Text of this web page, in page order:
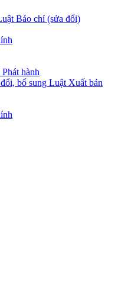
Báo chí (sửa đổi)
hành
bổ sung Luật Xuất bản